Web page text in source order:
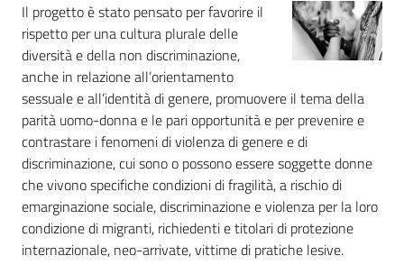
Il progetto è stato pensato per favorire il
rispetto per una cultura plurale delle
diversità e della non discriminazione,
anche in relazione all’orientamento
sessuale e all’identità di genere, promuovere il tema della
parità uomo-donna e le pari opportunità e per prevenire e
contrastare i fenomeni di violenza di genere e di
discriminazione, cui sono o possono essere soggette donne
che vivono specifiche condizioni di fragilità, a rischio di
emarginazione sociale, discriminazione e violenza per la loro
condizione di migranti, richiedenti e titolari di protezione
internazionale, neo-arrivate, vittime di pratiche lesive.